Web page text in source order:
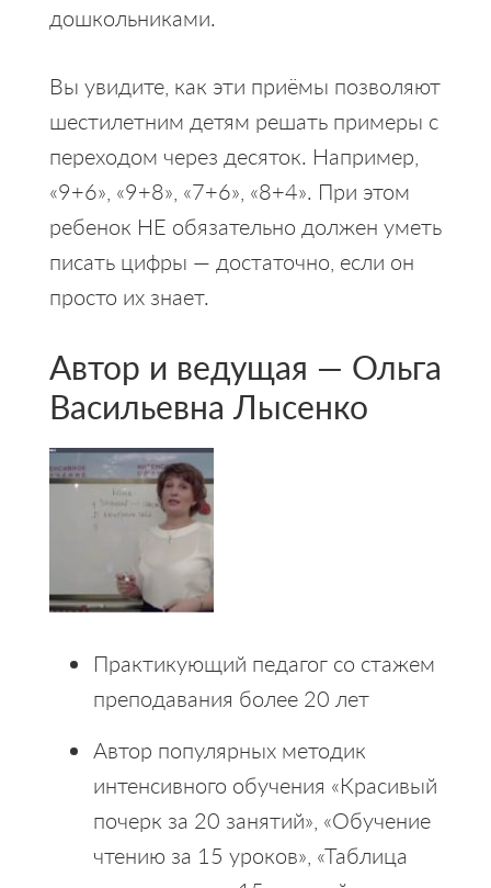
дошкольниками.
Вы увидите, как эти приёмы позволяют
шестилетним детям решать примеры с
переходом через десяток. Например,
«9+6», «9+8», «7+6», «8+4». При этом
ребенок НЕ обязательно должен уметь
писать цифры — достаточно, если он
просто их знает.
Автор и ведущая — Ольга
Васильевна Лысенко
Практикующий педагог со стажем
преподавания более 20 лет
Автор популярных методик
интенсивного обучения «Красивый
почерк за 20 занятий», «Обучение
чтению за 15 уроков», «Таблица